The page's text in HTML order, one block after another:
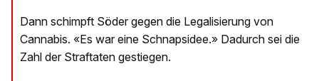
Dann schimpft Söder gegen die Legalisierung von
Cannabis. «Es war eine Schnapsidee.» Dadurch sei die
Zahl der Straftaten gestiegen.